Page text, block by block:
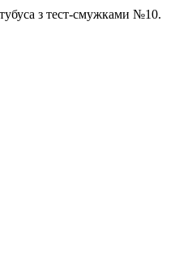
з тест-смужками №10.